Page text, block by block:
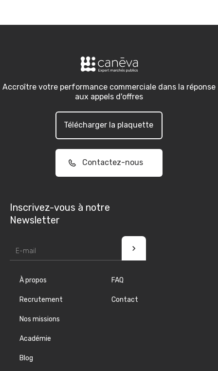
Accroître votre performance commerciale dans la réponse
aux appels d'offres
Télécharger la plaquette
Contactez-nous
Inscrivez-vous à notre
Newsletter
À propos
Recrutement
Nos missions
Académie
Blog
FAQ
Contact